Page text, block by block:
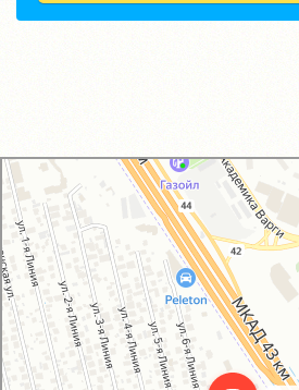
GM-City&VAG-Repair
Автосервис, автотехцентр в Москве
Магазин автозапчастей и автотоваров в Москве